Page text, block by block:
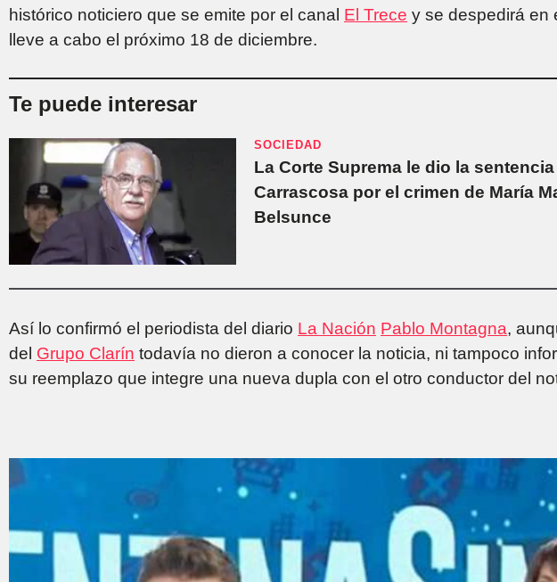
histórico noticiero que se emite por el canal El Trece y se despedirá en
lleve a cabo el próximo 18 de diciembre.
Te puede interesar
SOCIEDAD
La Corte Suprema le dio la
Carrascosa por el crimen de María
Belsunce
Así lo confirmó el periodista del diario La Nación Pablo Montagna,
del Grupo Clarín todavía no dieron a conocer la noticia, ni tampoco
su reemplazo que integre una nueva dupla con el otro conductor del